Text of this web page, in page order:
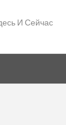
И Сейчас